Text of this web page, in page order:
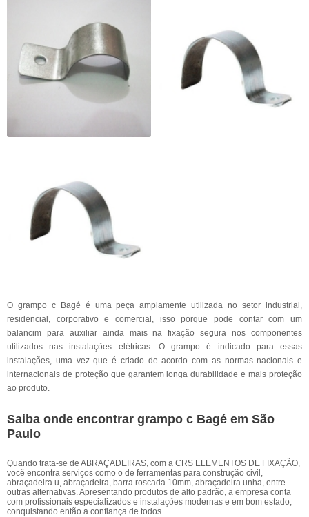
O grampo c Bagé é uma peça amplamente utilizada no setor industrial,
residencial, corporativo e comercial, isso porque pode contar com um
balancim para auxiliar ainda mais na fixação segura nos componentes
utilizados nas instalações elétricas. O grampo é indicado para essas
instalações, uma vez que é criado de acordo com as normas nacionais e
internacionais de proteção que garantem longa durabilidade e mais proteção
ao produto.
Saiba onde encontrar grampo c Bagé em São
Paulo
Quando trata-se de ABRAÇADEIRAS, com a CRS ELEMENTOS DE FIXAÇÃO,
você encontra serviços como o de ferramentas para construção civil,
abraçadeira u, abraçadeira, barra roscada 10mm, abraçadeira unha, entre
outras alternativas. Apresentando produtos de alto padrão, a empresa conta
com profissionais especializados e instalações modernas e em bom estado,
conquistando então a confiança de todos.